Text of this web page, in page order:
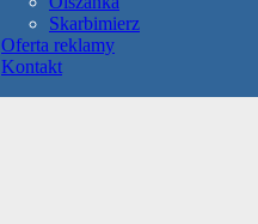
Skarbimierz
Oferta reklamy
Kontakt